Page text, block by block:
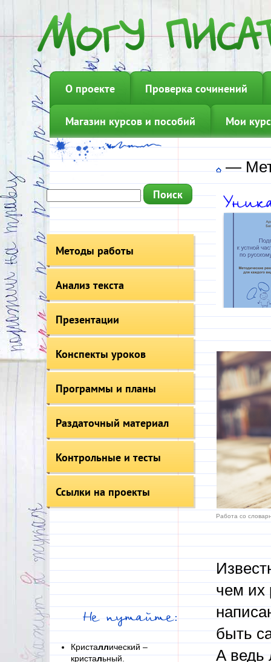
О проекте Проверка сочинений
Магазин курсов и пособий Мои
Методы работы
Анализ текста
Презентации
Конспекты уроков
Программы и планы
Раздаточный материал
Контрольные и тесты
Ссылки на проекты
Не путайте:
Кристаллический –
кристальный.
—
Работа со
чем их
быть
А ведь